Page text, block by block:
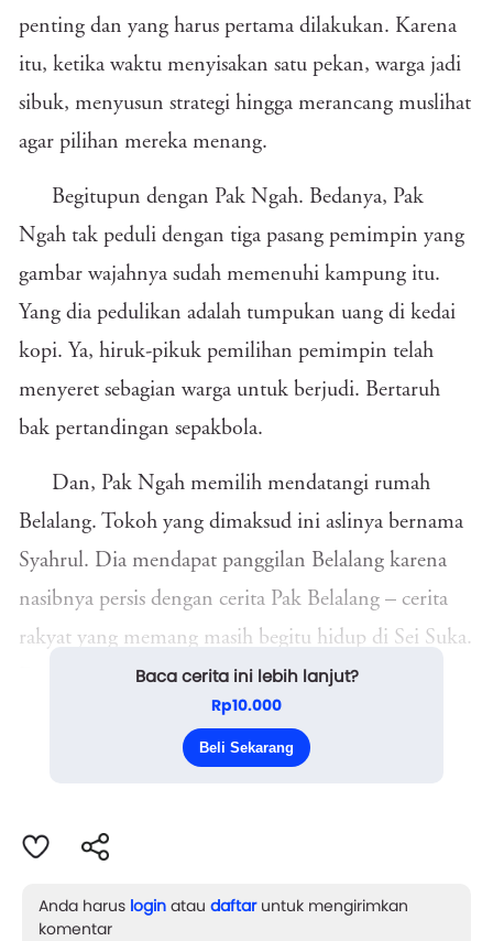
penting dan yang harus pertama dilakukan. Karena
itu, ketika waktu menyisakan satu pekan, warga jadi
sibuk, menyusun strategi hingga merancang muslihat
agar pilihan mereka menang.
Begitupun dengan Pak Ngah. Bedanya, Pak
Ngah tak peduli dengan tiga pasang pemimpin yang
gambar wajahnya sudah memenuhi kampung itu.
Yang dia pedulikan adalah tumpukan uang di kedai
kopi. Ya, hiruk-pikuk pemilihan pemimpin telah
menyeret sebagian warga untuk berjudi. Bertaruh
bak pertandingan sepakbola.
Dan, Pak Ngah memilih mendatangi rumah
Belalang. Tokoh yang dimaksud ini aslinya bernama
Syahrul. Dia mendapat panggilan Belalang karena
nasibnya persis dengan cerita Pak Belalang – cerita
rakyat yang memang masih begitu hidup di Sei Suka.
Dengan kata lain, Syahrul telah menjadi Pak
Belalang di zaman sekarang, ahli ramal terpercaya.
“Belalang, kau pasti tahu maksudku kemari ...
Baca cerita ini lebih lanjut?
Rp10.000
Beli Sekarang
Anda harus login atau daftaruntuk mengirimkan
komentar